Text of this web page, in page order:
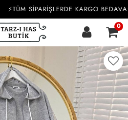
⚡TÜM SİPARİŞLERDE KARGO
0